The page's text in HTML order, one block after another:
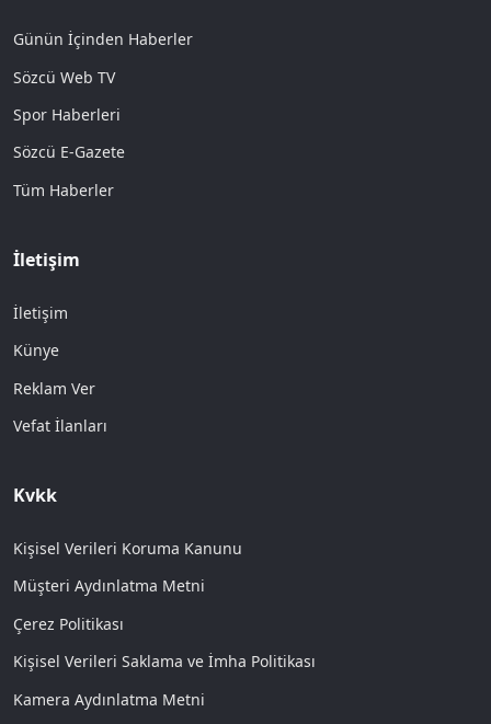
Günün İçinden Haberler
Sözcü Web TV
Spor Haberleri
Sözcü E-Gazete
Tüm Haberler
İletişim
İletişim
Künye
Reklam Ver
Vefat İlanları
Kvkk
Kişisel Verileri Koruma Kanunu
Müşteri Aydınlatma Metni
Çerez Politikası
Kişisel Verileri Saklama ve İmha Politikası
Kamera Aydınlatma Metni